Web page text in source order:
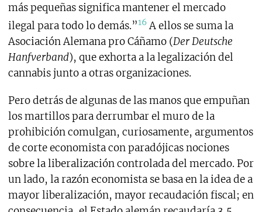
más pequeñas significa mantener el mercado
ilegal para todo lo demás.”16A ellos se suma la
Asociación Alemana pro Cáñamo (Der Deutsche
Hanfverband), que exhorta a la legalización del
cannabis junto a otras organizaciones.
Pero detrás de algunas de las manos que empuñan
los martillos para derrumbar el muro de la
prohibición comulgan, curiosamente, argumentos
de corte economista con paradójicas nociones
sobre la liberalización controlada del mercado. Por
un lado, la razón economista se basa en la idea de a
mayor liberalización, mayor recaudación fiscal; en